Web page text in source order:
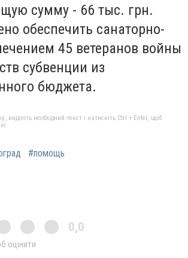
сумму - 66 тыс. грн.
обеспечить санаторно-
45 ветеранов войны
субвенции из
бюджета.
необхідний текст і натисніть Ctrl + Enter, щоб
#помощь
0,0
оцінити